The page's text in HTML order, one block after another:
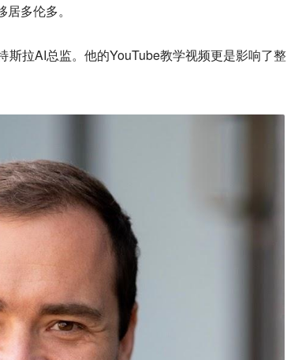
多伦多。
拉AI总监。他的YouTube教学视频更是影响了整